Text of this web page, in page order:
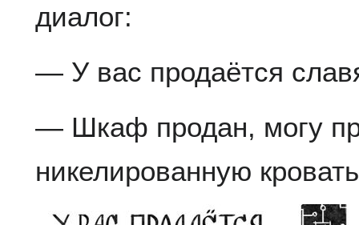
диалог:
— У вас продаётся
— Шкаф продан, могу
никелированную